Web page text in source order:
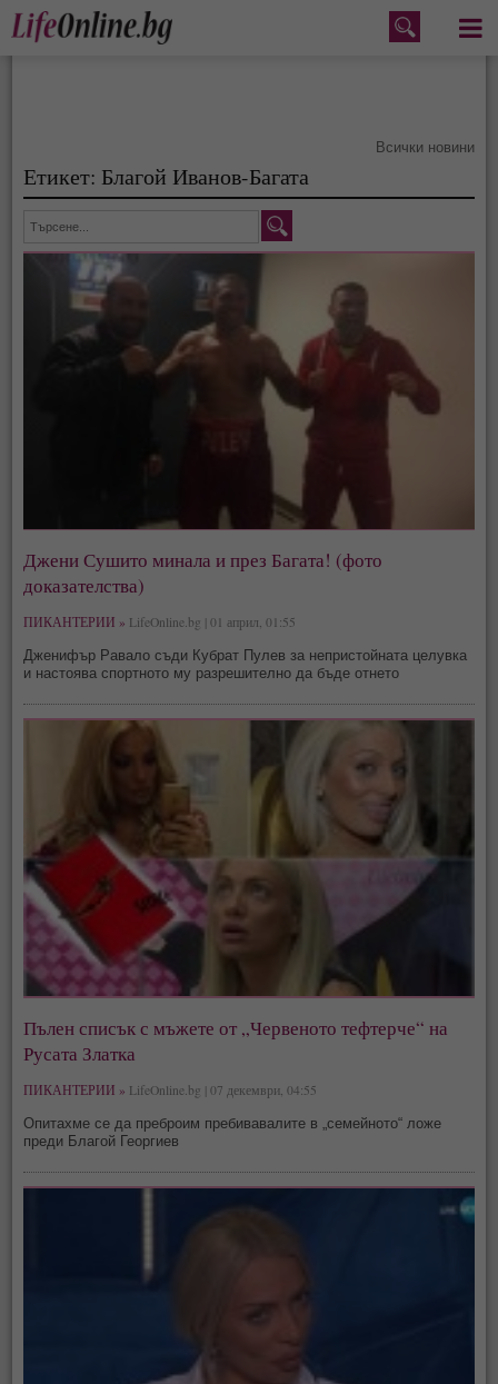
Меню
Всички новини
Етикет: Благой Иванов-Багата
Джени Сушито минала и през Багата! (фото
доказателства)
ПИКАНТЕРИИ » LifeOnline.bg | 01 април, 01:55
Дженифър Равало съди Кубрат Пулев за непристойната целувка
и настоява спортното му разрешително да бъде отнето
Пълен списък с мъжете от „Червеното тефтерче“ на
Русата Златка
ПИКАНТЕРИИ » LifeOnline.bg | 07 декември, 04:55
Опитахме се да преброим пребивавалите в „семейното“ ложе
преди Благой Георгиев